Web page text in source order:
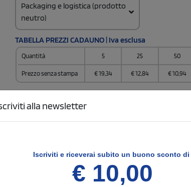
Packaging e logistica (prodotto
neutro)
TABELLA PREZZI CADAUNO | Iva esclusa
Quantità 5 25 50
Prezzo senza stampa €19,34 €12,84 €10,94
Calcola il tuo preventivo e acquista online
alla newsletter
Iscriviti e riceverai subito un buono sconto di
€ 10,00